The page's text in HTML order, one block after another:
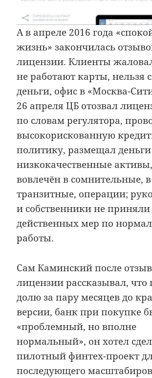
А в апреле 2016 года
жизнь» закончилась
лицензии. Клиенты
не работают карты, нельзя
деньги, офис в «Москва-
26 апреля ЦБ отозвал
по словам регулятора,
высокорискованную
политику, размещал
низкокачественные
вовлечён в сомнительные,
транзитные, операции;
и собственники не приняли
действенных мер по
работы.
Сам Каминский после
лицензии рассказывал, что
долю за пару месяцев до
версии, банк при покупке
«проблемный, но вполне
нормальный», он хотел
пилотный финтех-проект
последующего